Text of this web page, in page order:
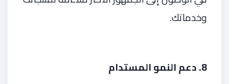
وخدماتك.
8. دعم النمو المستدام